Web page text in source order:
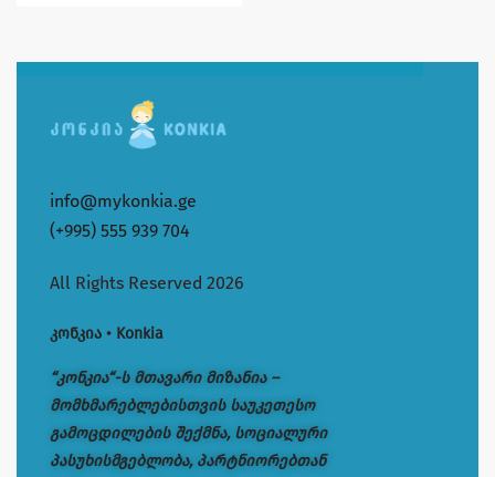
info@mykonkia.ge
(+995) 555 939 704
All Rights Reserved 2026
კონკია • Konkia
“კონკია“-ს მთავარი მიზანია –
მომხმარებლებისთვის საუკეთესო
გამოცდილების შექმნა, სოციალური
პასუხისმგებლობა, პარტნიორებთან